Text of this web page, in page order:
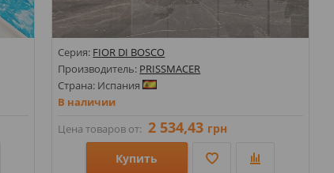
Серия: FIOR DI BOSCO
Производитель: PRISSMACER
Страна: Испания
В наличии
Цена товаров от: 2 534,43 грн
Купить